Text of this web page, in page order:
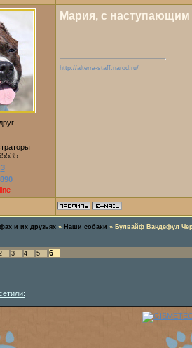
3
890
Мария, с
http://alterra-staff.narod.ru/
и их друзьях » Наши собаки » Булвайф Вандефул
3 4 5 6